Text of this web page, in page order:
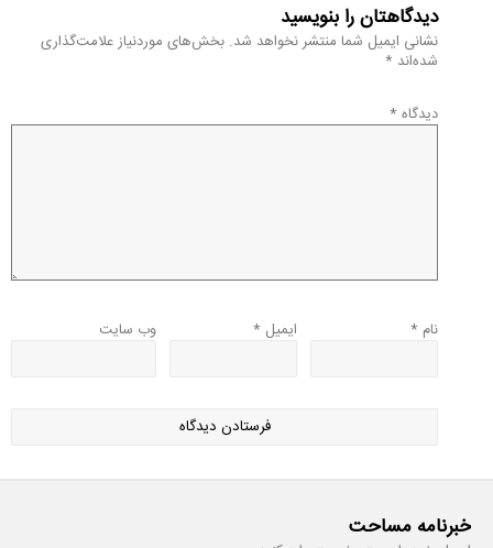
دیدگاهتان را بنویسید
نشانی ایمیل شما منتشر نخواهد شد. بخش‌های موردنیاز علامت‌گذاری
شده‌اند *
دیدگاه *
نام * ایمیل * وب‌ سایت
خبرنامه مساحت